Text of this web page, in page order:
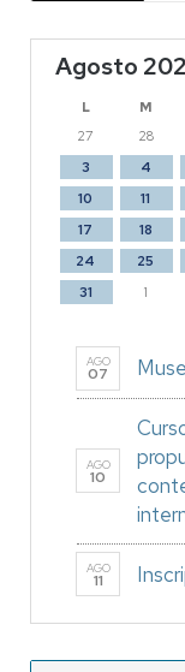
Agosto
L M
27
28
3
4
10
11
17
18
24
25
31
1
AGO
07
AGO
10
AGO
11